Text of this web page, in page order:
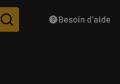
Des suggestions de
Besoin d’aide